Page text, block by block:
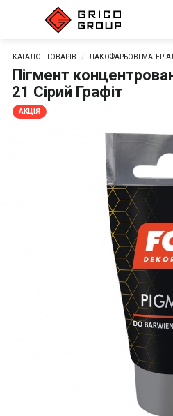
КАТАЛОГ ТОВАРІВ ЛАКОФАРБОВІ
Пігмент
21 Сірий Графіт
АКЦІЯ